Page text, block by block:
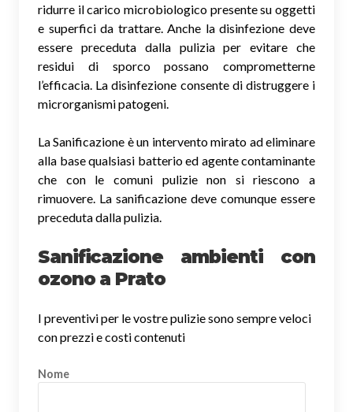
ridurre il carico microbiologico presente su oggetti
e superfici da trattare. Anche la disinfezione deve
essere preceduta dalla pulizia per evitare che
residui di sporco possano comprometterne
l’efficacia. La disinfezione consente di distruggere i
microrganismi patogeni.
La Sanificazione è un intervento mirato ad eliminare
alla base qualsiasi batterio ed agente contaminante
che con le comuni pulizie non si riescono a
rimuovere. La sanificazione deve comunque essere
preceduta dalla pulizia.
Sanificazione ambienti con
ozono a Prato
I preventivi per le vostre pulizie sono sempre veloci
con prezzi e costi contenuti
Nome